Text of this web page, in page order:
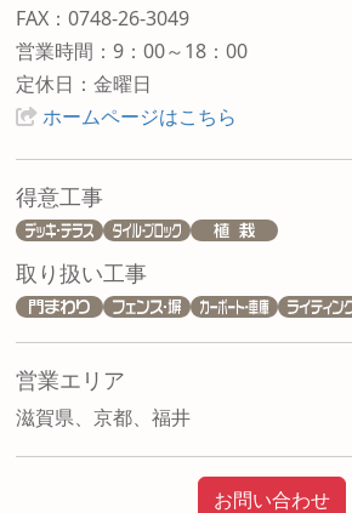
FAX：0748-26-3049
営業時間：9：00～18：00
定休日：金曜日
ホームページはこちら
得意工事
取り扱い工事
営業エリア
滋賀県、京都、福井
お問い合わせ